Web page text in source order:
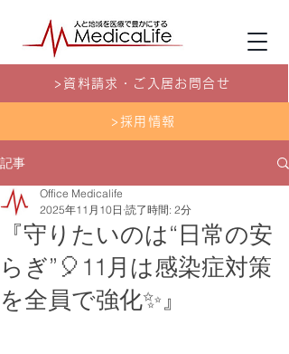
>資料請求・ご入居お問合せ
>採用情報
記事
『守りたいのは“日常の安
らぎ”🎈11月は感染症対策
を全員で強化✨』
Office Medicalife
2025年11月10日 読了時間: 2分